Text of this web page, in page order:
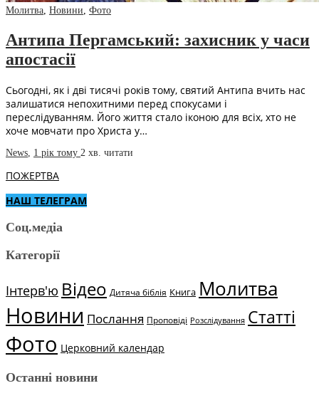
Молитва, Новини, Фото
Антипа Пергамський: захисник у часи
апостасії
Сьогодні, як і дві тисячі років тому, святий Антипа вчить нас
залишатися непохитними перед спокусами і
переслідуванням. Його життя стало іконою для всіх, хто не
хоче мовчати про Христа у…
News, 1 рік тому 2 хв. читати
ПОЖЕРТВА
НАШ ТЕЛЕГРАМ
Соц.медіа
Категорії
Інтерв'ю Відео Дитяча біблія Книга Молитва
Новини Послання Проповіді Розслідування Статті
Фото Церковний календар
Останні новини